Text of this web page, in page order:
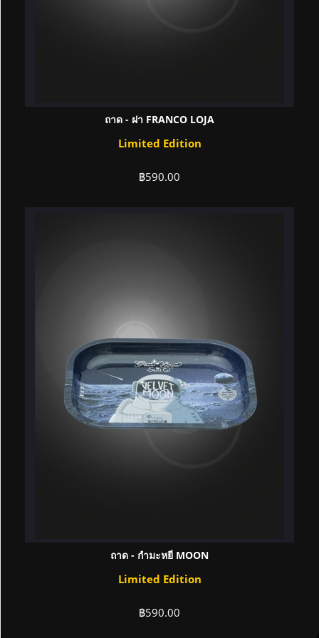
ถาด - ฝา FRANCO LOJA
Limited Edition
฿590.00
ถาด - กำมะหยี่ MOON
Limited Edition
฿590.00